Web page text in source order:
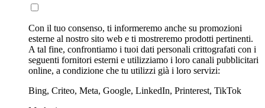
Con il tuo consenso, ti informeremo anche su promozioni
esterne al nostro sito web e ti mostreremo prodotti pertinenti.
A tal fine, confrontiamo i tuoi dati personali crittografati con i
seguenti fornitori esterni e utilizziamo i loro canali pubblicitari
online, a condizione che tu utilizzi già i loro servizi:
Bing, Criteo, Meta, Google, LinkedIn, Printerest, TikTok